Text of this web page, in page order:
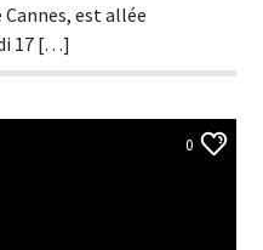
est allée
17 […]
0